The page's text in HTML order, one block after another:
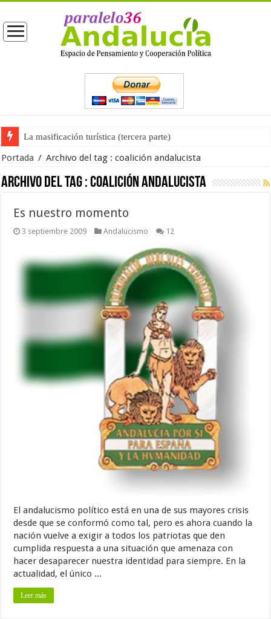
La masificación turística (tercera parte)
Portada / Archivo del tag :coalición andalucista
Archivo del tag :coalición andalucista
Es nuestro momento
3 septiembre 2009 Andalucismo 12
El andalucismo político está en una de sus mayores crisis
desde que se conformó como tal, pero es ahora cuando la
nación vuelve a exigir a todos los patriotas que den
cumplida respuesta a una situación que amenaza con
hacer desaparecer nuestra identidad para siempre. En la
actualidad, el único ...
Leer más